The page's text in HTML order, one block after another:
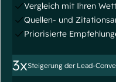
Vergleich mit Ihren
Quellen- und
Priorisierte
3xSteigerung der Lead-